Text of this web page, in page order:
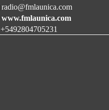
radio@fmlaunica.com
www.fmlaunica.com
+5492804705231